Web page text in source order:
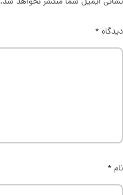
دیدگاه*
نام*